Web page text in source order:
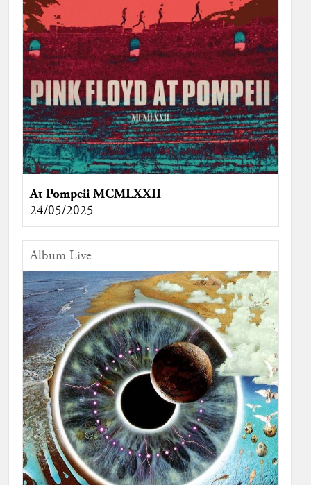
At Pompeii MCMLXXII
24/05/2025
Album Live